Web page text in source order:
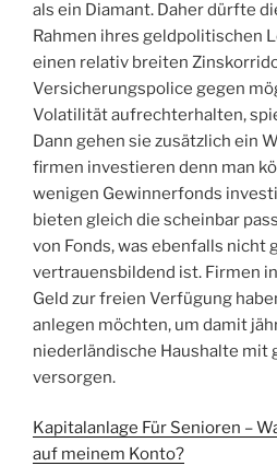
als ein Diamant. Daher dürfte
Rahmen ihres geldpolitischen
einen relativ breiten
Versicherungspolice gegen
Volatilität aufrechterhalten,
Dann gehen sie zusätzlich ein
firmen investieren denn man
wenigen Gewinnerfonds
bieten gleich die scheinbar
von Fonds, was ebenfalls nicht
vertrauensbildend ist. Firmen
Geld zur freien Verfügung
anlegen möchten, um damit
niederländische Haushalte mit
versorgen.
Kapitalanlage Für Senioren –
auf meinem Konto?